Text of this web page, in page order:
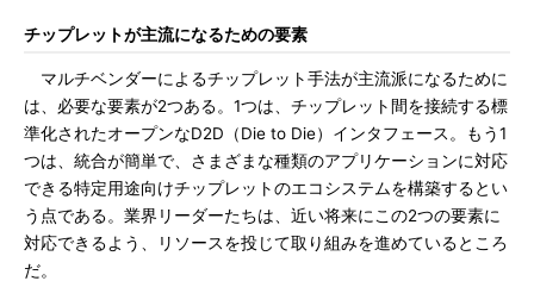
チップレットが主流になるための要素
マルチベンダーによるチップレット手法が主流派になるために
は、必要な要素が2つある。1つは、チップレット間を接続する標
準化されたオープンなD2D（Die to Die）インタフェース。もう1
つは、統合が簡単で、さまざまな種類のアプリケーションに対応
できる特定用途向けチップレットのエコシステムを構築するとい
う点である。業界リーダーたちは、近い将来にこの2つの要素に
対応できるよう、リソースを投じて取り組みを進めているところ
だ。